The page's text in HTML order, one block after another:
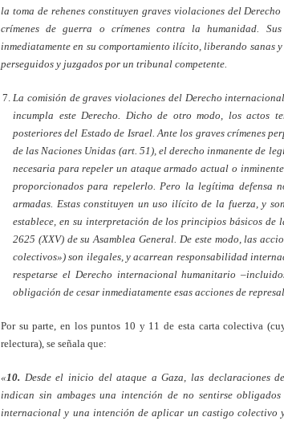
la toma de rehenes constituyen graves violaciones del
crímenes de guerra o crímenes contra la humanidad.
inmediatamente en su comportamiento ilícito, liberando sanas
perseguidos y juzgados por un tribunal competente.
La comisión de graves violaciones del Derecho
incumpla este Derecho. Dicho de otro modo, los actos
posteriores del Estado de Israel. Ante los graves crímenes
de las Naciones Unidas (art. 51), el derecho inmanente de
necesaria para repeler un ataque armado actual o
proporcionados para repelerlo. Pero la legítima defensa
armadas. Estas constituyen un uso ilícito de la fuerza, y
establece, en su interpretación de los principios básicos
2625 (XXV) de su Asamblea General. De este modo, las
colectivos») son ilegales, y acarrean responsabilidad
respetarse el Derecho internacional humanitario
obligación de cesar inmediatamente esas acciones de
Por su parte, en los puntos 10 y 11 de esta carta colectiva
relectura), se señala que:
«10. Desde el inicio del ataque a Gaza, las declaraciones
indican sin ambages una intención de no sentirse
internacional y una intención de aplicar un castigo colectivo